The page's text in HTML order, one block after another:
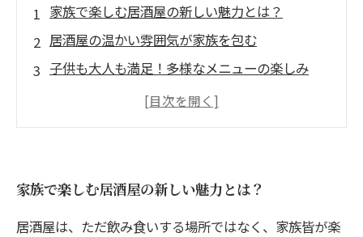
家族で楽しむ居酒屋の新しい魅力とは？
居酒屋の温かい雰囲気が家族を包む
子供も大人も満足！多様なメニューの楽しみ
特別な日を演出する家族向け居酒屋の選び方
家族の絆を深める居酒屋体験のすすめ
げよう
家族で楽しむ居酒屋の新しい魅力とは？
居酒屋は、ただ飲み食いする場所ではなく、家族皆が楽